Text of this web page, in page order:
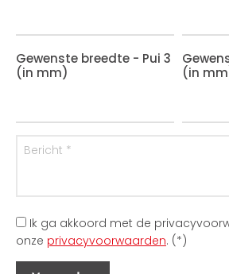
Gewenste breedte - Pui 3
(in mm)
(in
Ik ga akkoord met de
onze privacyvoorwaarden. (*)